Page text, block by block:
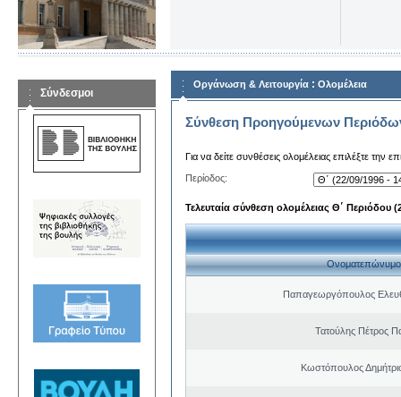
Σύνδεσμοι
Οργάνωση & Λειτουργία : Ολομέλεια
Σύνθεση Προηγούμενων
Για να δείτε συνθέσεις ολομέλειας επιλέξτε την
Περίοδος:
Τελευταία σύνθεση ολομέλειας Θ΄ Περιόδου
Ονοματεπώνυμο
Παπαγεωργόπουλος
Τατούλης Πέτρος
Κωστόπουλος